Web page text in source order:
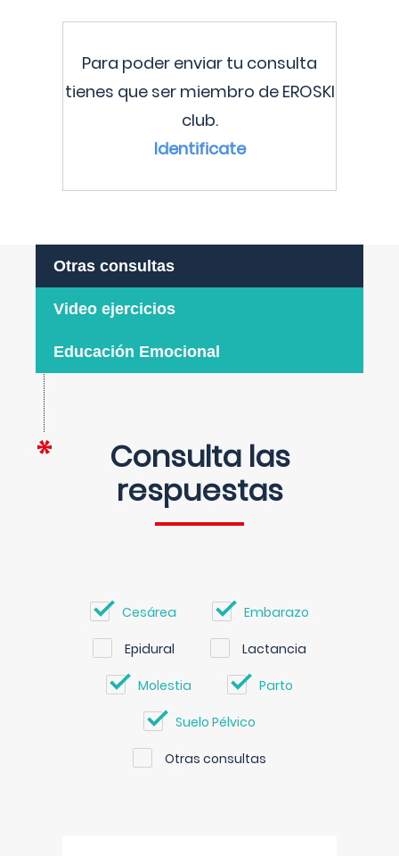
Para poder enviar tu consulta
tienes que ser miembro de EROSKI
club.
Identificate
Otras consultas
Video ejercicios
Educación Emocional
Consulta las
respuestas
Cesárea Embarazo
Epidural Lactancia
Molestia Parto
Suelo Pélvico
Otras consultas